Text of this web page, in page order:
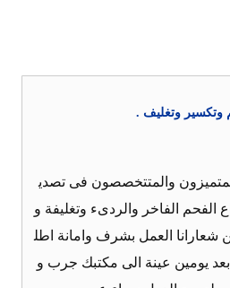
وتكسير وتغليف .
والمتتخصصون فى تصدي
الفحم الفاخر والردىء وتغليفة و
شعارانا العمل بشرف وامانة اطل
يومين عينة الى مكتبك جرب و